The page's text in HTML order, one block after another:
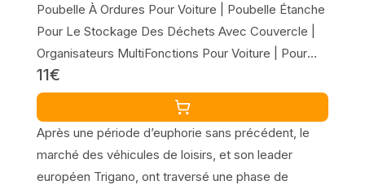
Poubelle À Ordures Pour Voiture | Poubelle Étanche
Pour Le Stockage Des Déchets Avec Couvercle |
Organisateurs MultiFonctions Pour Voiture | Pour
Véhicule De Loisirs Camion Automobile Berline
11€
Après une période d’euphorie sans précédent, le
marché des véhicules de loisirs, et son leader
européen Trigano, ont traversé une phase de